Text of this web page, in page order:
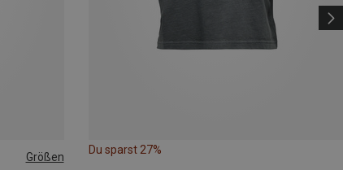
Größen
Du sparst 27%